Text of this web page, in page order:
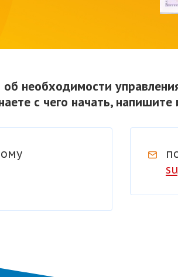
необходимости
с чего начать,